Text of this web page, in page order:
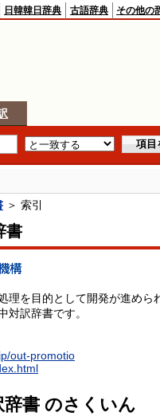
日韓韓日辞典 古語辞典 その他の
＞ 索引
書
理を目的として開発が進めら
対訳辞書です。
out-promotio
辞書 のさくいん